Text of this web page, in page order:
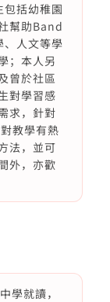
括幼稚園
幫助Band
、人文等學
；本人另
曾於社區
對學習感
求，針對
教學有熱
法，並可
外，亦歡
學就讀，